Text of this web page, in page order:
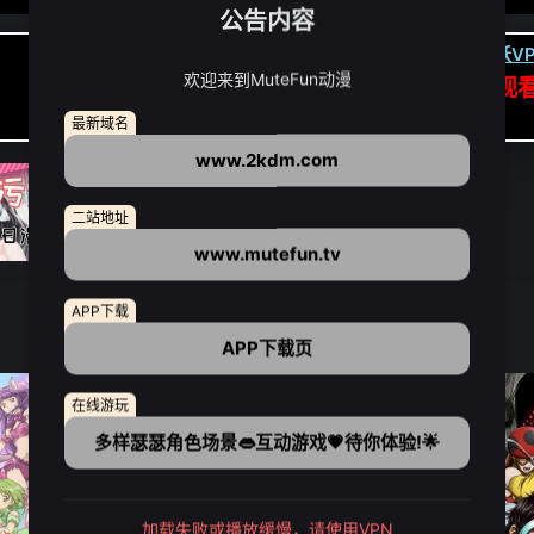
下载虎跃
APP高速专线可前往APP观
公告内容
欢迎来到MuteFun动漫
最新域名
www.2kdm.com
二站地址
www.mutefun.tv
APP下载
APP下载页
在线游玩
多样瑟瑟角色场景👄互动游戏💗待你体验!🌟
加载失败或播放缓慢，请使用VPN